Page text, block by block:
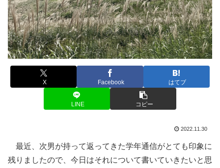
X Facebook はてブ
LINE コピー
2022.11.30
最近、次男が持って返ってきた学年通信がとても印象に
残りましたので、今日はそれについて書いていきたいと思